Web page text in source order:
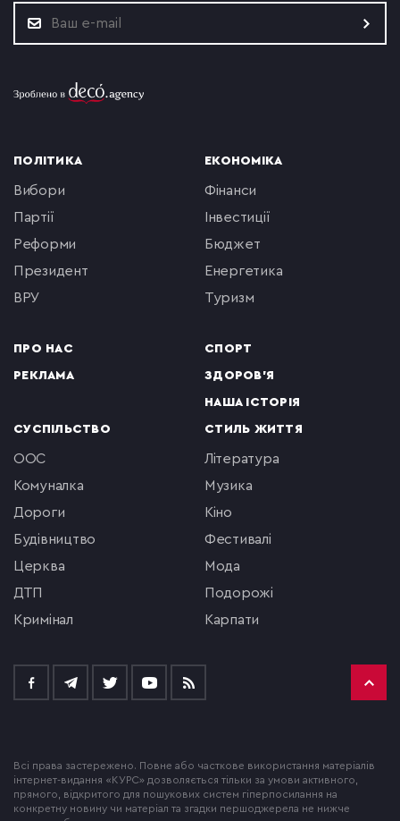
ПОЛІТИКА
вибори
партії
реформи
президент
ВРУ
ПРО НАС
РЕКЛАМА
ЕКОНОМІКА
фінанси
інвестиції
бюджет
енергетика
туризм
СПОРТ
ЗДОРОВ'Я
НАША ІСТОРІЯ
СУСПІЛЬСТВО
ООС
комуналка
Дороги
будівництво
церква
ДТП
кримінал
СТИЛЬ ЖИТТЯ
література
музика
кіно
фестивалі
мода
подорожі
Карпати
Всі права застережено. Повне або часткове використання матеріалів
інтернет-видання «КУРС» дозволяється тільки за умови активного,
прямого, відкритого для пошукових систем гіперпосилання на
конкретну новину чи матеріал та згадки першоджерела не нижче